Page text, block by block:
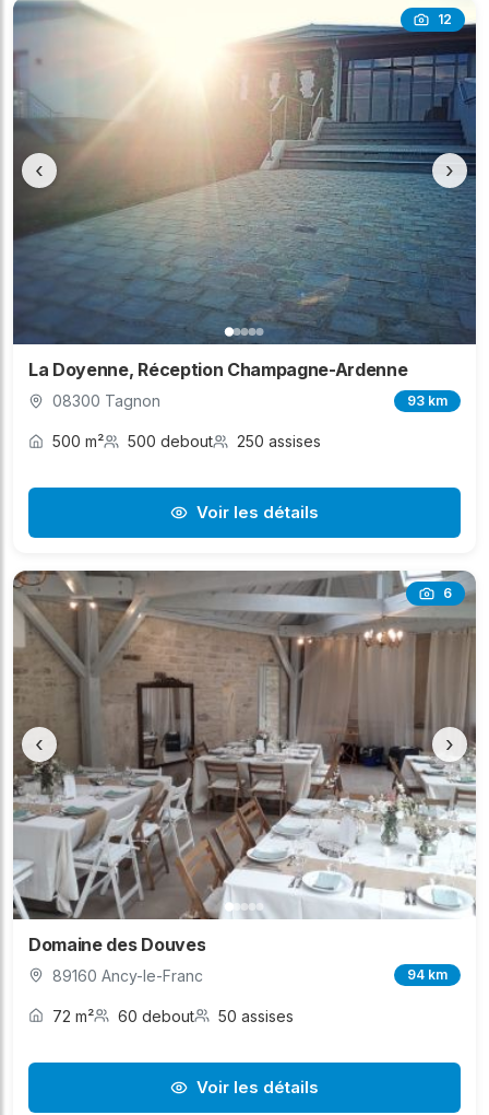
12
‹ ›
La Doyenne, Réception Champagne-Ardenne
08300 Tagnon 93 km
500 m² 500 debout 250 assises
Voir les détails
6
‹ ›
Domaine des Douves
89160 Ancy-le-Franc 94 km
72 m² 60 debout 50 assises
Voir les détails